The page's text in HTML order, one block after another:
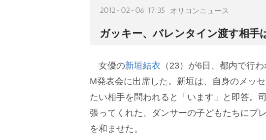
2012-02-06 17:35 オリコンニュース
ガッキー、バレンタイン渡す相手
女優の新垣結衣 （23）が6日、都内で行
M発表会に出席した。新垣は、自身のメッ
たい相手を問われると「います」と即答。
張ってくれた、ダンサーの子どもたちにプ
を和ませた。